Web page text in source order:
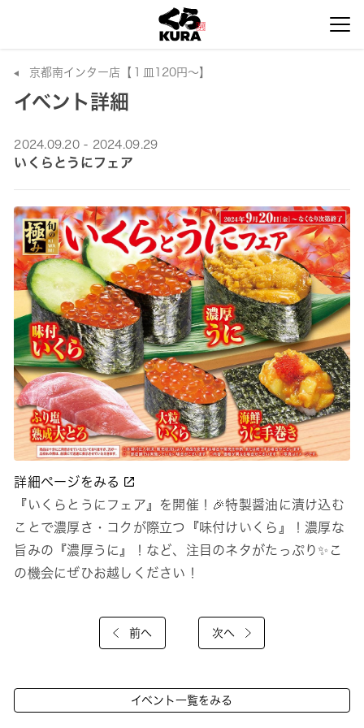
京都南インター店【１皿120円～】
イベント詳細
2024.09.20 - 2024.09.29
いくらとうにフェア
詳細ページをみる
『いくらとうにフェア』を開催！🎉特製醤油に漬け込む
ことで濃厚さ・コクが際立つ『味付けいくら』！濃厚な
旨みの『濃厚うに』！など、注目のネタがたっぷり✨こ
の機会にぜひお越しください！
前へ 次へ
イベント一覧をみる